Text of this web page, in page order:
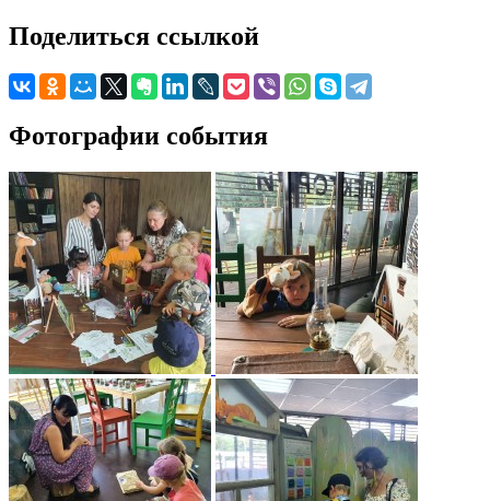
Поделиться ссылкой
Фотографии события